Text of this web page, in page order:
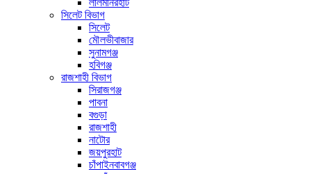
লালমনিরহাট
সিলেট বিভাগ
সিলেট
মৌলভীবাজার
সুনামগঞ্জ
হবিগঞ্জ
রাজশাহী বিভাগ
সিরাজগঞ্জ
পাবনা
বগুড়া
রাজশাহী
নাটোর
জয়পুরহাট
চাঁপাইনবাবগঞ্জ